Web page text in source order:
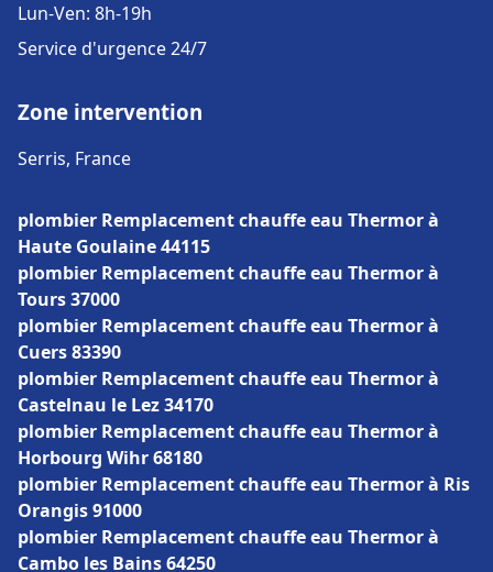
Lun-Ven: 8h-19h
Service d'urgence 24/7
Zone intervention
Serris, France
plombier Remplacement chauffe eau Thermor à
Haute Goulaine 44115
plombier Remplacement chauffe eau Thermor à
Tours 37000
plombier Remplacement chauffe eau Thermor à
Cuers 83390
plombier Remplacement chauffe eau Thermor à
Castelnau le Lez 34170
plombier Remplacement chauffe eau Thermor à
Horbourg Wihr 68180
plombier Remplacement chauffe eau Thermor à Ris
Orangis 91000
plombier Remplacement chauffe eau Thermor à
Cambo les Bains 64250